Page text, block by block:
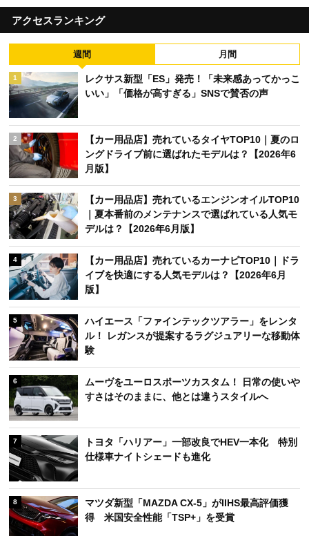
アクセスランキング
週間 月間
1
レクサス新型「ES」発売！「未来感あってかっこ
いい」「価格が高すぎる」SNSで賛否の声
2
【カー用品店】売れているタイヤTOP10｜夏のロ
ングドライブ前に選ばれたモデルは？【2026年6
月版】
3
【カー用品店】売れているエンジンオイルTOP10
｜夏本番前のメンテナンスで選ばれている人気モ
デルは？【2026年6月版】
4
【カー用品店】売れているカーナビTOP10｜ドラ
イブを快適にする人気モデルは？【2026年6月
版】
5
ハイエース「ファインテックツアラー」をレンタ
ル！ レガンスが提案するラグジュアリーな移動体
験
6
ムーヴをユーロスポーツカスタム！ 日常の使いや
すさはそのままに、他とは違うスタイルへ
7
トヨタ「ハリアー」一部改良でHEV一本化 特別
仕様車ナイトシェードも進化
8
マツダ新型「MAZDA CX-5」がIIHS最高評価獲
得 米国安全性能「TSP+」を受賞